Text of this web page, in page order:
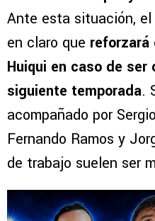
Ante esta situación,
en claro que reforzará
Huiqui en caso de
siguiente temporada.
acompañado por
Fernando Ramos y
de trabajo suelen ser